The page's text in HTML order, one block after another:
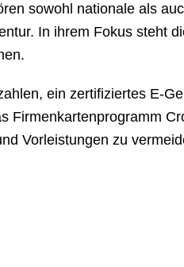
sowohl nationale als
In ihrem Fokus steht
ein zertifiziertes E-
Firmenkartenprogramm
Vorleistungen zu